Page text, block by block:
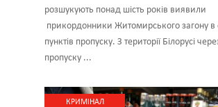
розшукують понад шість років виявили
прикордонники Житомирського загону в
пунктів пропуску. З території Білорусі
пропуску ...
КРИМІНАЛ